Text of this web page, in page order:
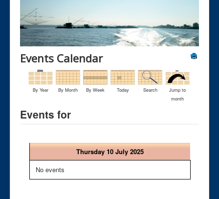
Events Calendar
By Year By Month By Week Today Search
Jump to
month
Events for
Thursday 10 July 2025
No events